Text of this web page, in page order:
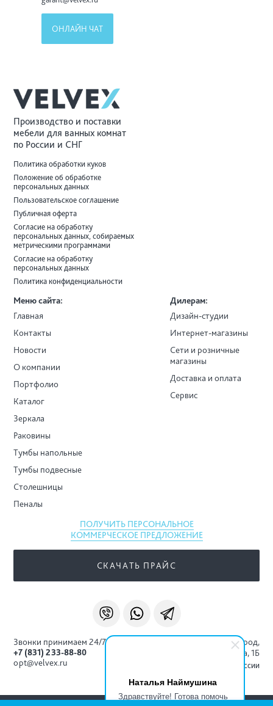
Наталья Наймушина
Здравствуйте! Готова помочь
ОНЛАЙН ЧАТ
Производство и поставки
мебели для ванных комнат
по России и СНГ
Политика обработки куков
Положение об обработке
персональных данных
Пользовательское соглашение
Публичная оферта
Согласие на обработку
персональных данных, собираемых
метрическими программами
Согласие на обработку
персональных данных
Политика конфиденциальности
Меню сайта:
Главная
Контакты
Новости
О компании
Портфолио
Каталог
Зеркала
Раковины
Тумбы напольные
Тумбы подвесные
Столешницы
Пеналы
Дилерам:
Дизайн-студии
Интернет-магазины
Сети и розничные
магазины
Доставка и оплата
Сервис
ПОЛУЧИТЬ ПЕРСОНАЛЬНОЕ
КОММЕРЧЕСКОЕ ПРЕДЛОЖЕНИЕ
СКАЧАТЬ ПРАЙС
Звонки принимаем 24/7
+7 (831) 233-88-80
opt@velvex.ru
г. Нижний Новгород,
ул. Ковпака, 1Б
Доставка по всей России